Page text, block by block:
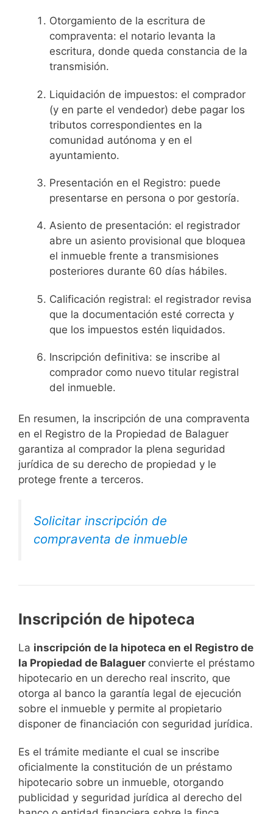
Otorgamiento de la escritura de
compraventa: el notario levanta la
escritura, donde queda constancia de la
transmisión.
Liquidación de impuestos: el comprador
(y en parte el vendedor) debe pagar los
tributos correspondientes en la
comunidad autónoma y en el
ayuntamiento.
Presentación en el Registro: puede
presentarse en persona o por gestoría.
Asiento de presentación: el registrador
abre un asiento provisional que bloquea
el inmueble frente a transmisiones
posteriores durante 60 días hábiles.
Calificación registral: el registrador revisa
que la documentación esté correcta y
que los impuestos estén liquidados.
Inscripción definitiva: se inscribe al
comprador como nuevo titular registral
del inmueble.
En resumen, la inscripción de una compraventa
en el Registro de la Propiedad de Balaguer
garantiza al comprador la plena seguridad
jurídica de su derecho de propiedad y le
protege frente a terceros.
Solicitar inscripción de
compraventa de inmueble
Inscripción de hipoteca
La inscripción de la hipoteca en el Registro de
la Propiedad de Balaguer convierte el préstamo
hipotecario en un derecho real inscrito, que
otorga al banco la garantía legal de ejecución
sobre el inmueble y permite al propietario
disponer de financiación con seguridad jurídica.
Es el trámite mediante el cual se inscribe
oficialmente la constitución de un préstamo
hipotecario sobre un inmueble, otorgando
publicidad y seguridad jurídica al derecho del